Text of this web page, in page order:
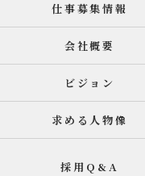
仕事募集情報
会社概要
ビジョン
求める人物像
採用Q&A